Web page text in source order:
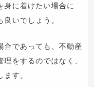
身に着けたい場合に
いでしょう。
合であっても、不動産
をするのではなく、
す。